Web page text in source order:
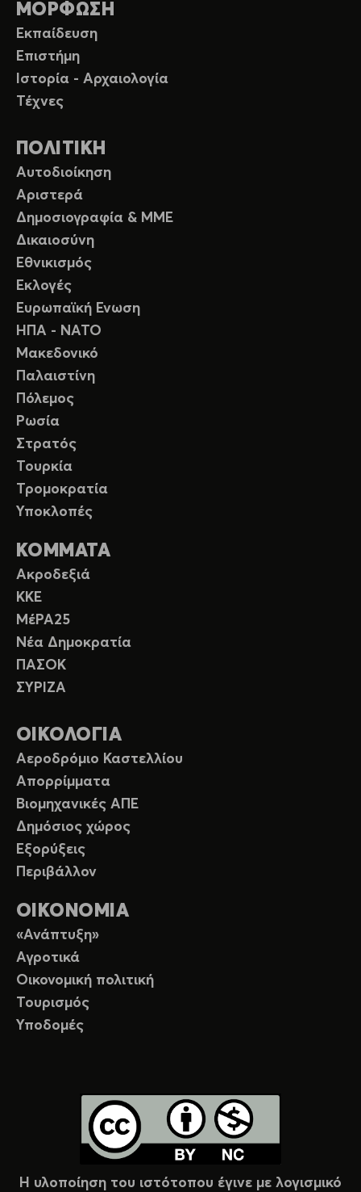
ΜΟΡΦΩΣΗ
Εκπαίδευση
Επιστήμη
Ιστορία - Αρχαιολογία
Τέχνες
ΠΟΛΙΤΙΚΗ
Αυτοδιοίκηση
Αριστερά
Δημοσιογραφία & ΜΜΕ
Δικαιοσύνη
Εθνικισμός
Εκλογές
Ευρωπαϊκή Ενωση
ΗΠΑ - ΝΑΤΟ
Μακεδονικό
Παλαιστίνη
Πόλεμος
Ρωσία
Στρατός
Τουρκία
Τρομοκρατία
Υποκλοπές
ΚΟΜΜΑΤΑ
Ακροδεξιά
ΚΚΕ
ΜέΡΑ25
Νέα Δημοκρατία
ΠΑΣΟΚ
ΣΥΡΙΖΑ
ΟΙΚΟΛΟΓΙΑ
Αεροδρόμιο Καστελλίου
Απορρίμματα
Βιομηχανικές ΑΠΕ
Δημόσιος χώρος
Εξορύξεις
Περιβάλλον
ΟΙΚΟΝΟΜΙΑ
«Ανάπτυξη»
Αγροτικά
Οικονομική πολιτική
Τουρισμός
Υποδομές
Η υλοποίηση του ιστότοπου έγινε με λογισμικό